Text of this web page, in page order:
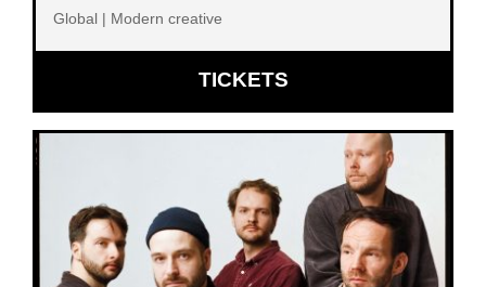
Global | Modern creative
TICKETSOPENT
IN
NIEUW
VENSTER